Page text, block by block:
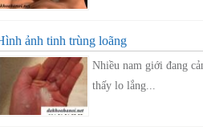
ảnh tinh trùng loãng
Nhiều nam giới đang
thấy lo lắng...